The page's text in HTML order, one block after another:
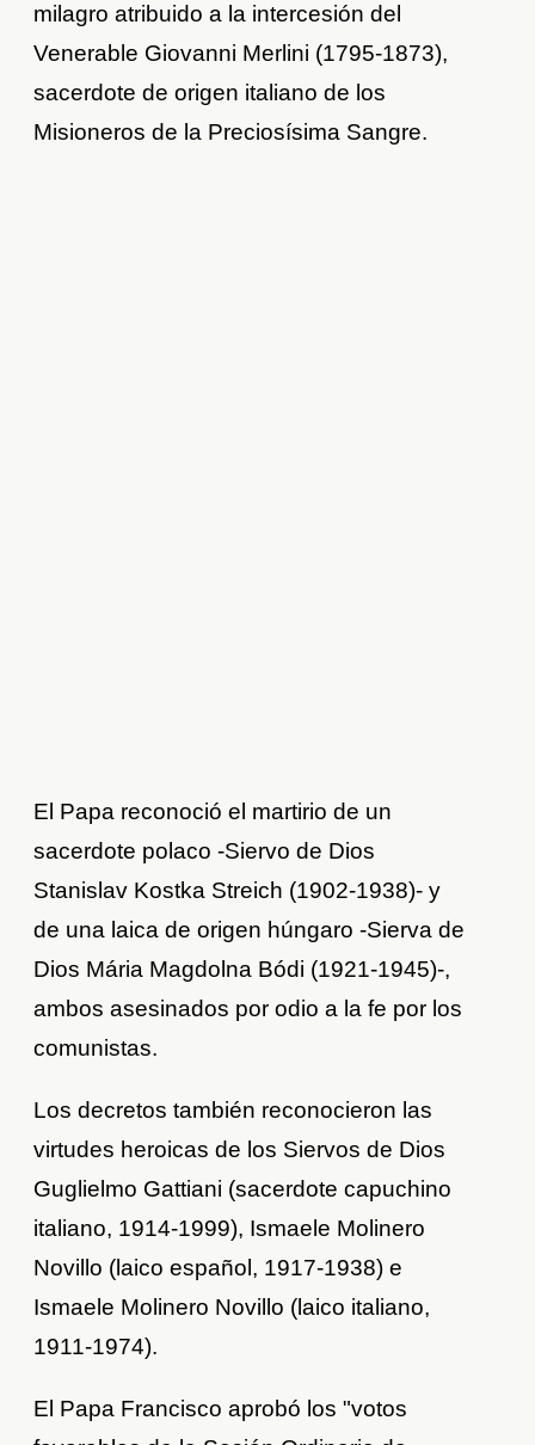
milagro atribuido a la intercesión del
Venerable Giovanni Merlini (1795-1873),
sacerdote de origen italiano de los
Misioneros de la Preciosísima Sangre.
El Papa reconoció el martirio de un
sacerdote polaco -Siervo de Dios
Stanislav Kostka Streich (1902-1938)- y
de una laica de origen húngaro -Sierva de
Dios Mária Magdolna Bódi (1921-1945)-,
ambos asesinados por odio a la fe por los
comunistas.
Los decretos también reconocieron las
virtudes heroicas de los Siervos de Dios
Guglielmo Gattiani (sacerdote capuchino
italiano, 1914-1999), Ismaele Molinero
Novillo (laico español, 1917-1938) e
Ismaele Molinero Novillo (laico italiano,
1911-1974).
El Papa Francisco aprobó los "votos